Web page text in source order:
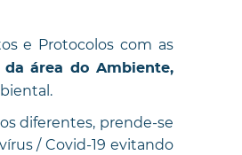
e Protocolos com as
da área do Ambiente,
diferentes, prende-se
/ Covid-19 evitando